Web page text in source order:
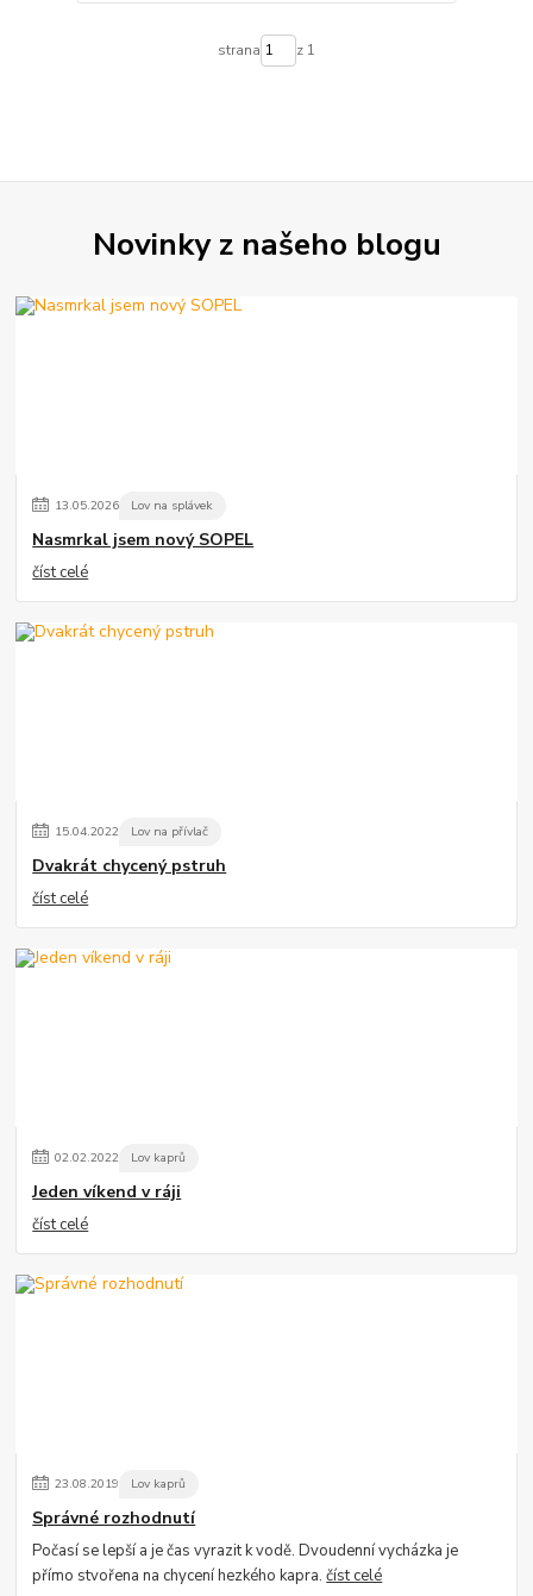
strana z 1
Novinky z našeho blogu
13.05.2026 Lov na splávek
Nasmrkal jsem nový SOPEL
číst celé
15.04.2022 Lov na přívlač
Dvakrát chycený pstruh
číst celé
02.02.2022 Lov kaprů
Jeden víkend v ráji
číst celé
23.08.2019 Lov kaprů
Správné rozhodnutí
Počasí se lepší a je čas vyrazit k vodě. Dvoudenní vycházka je
přímo stvořena na chycení hezkého kapra.číst celé